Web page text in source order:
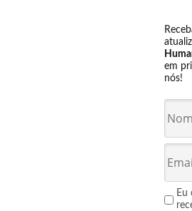
em
nós!
Eu